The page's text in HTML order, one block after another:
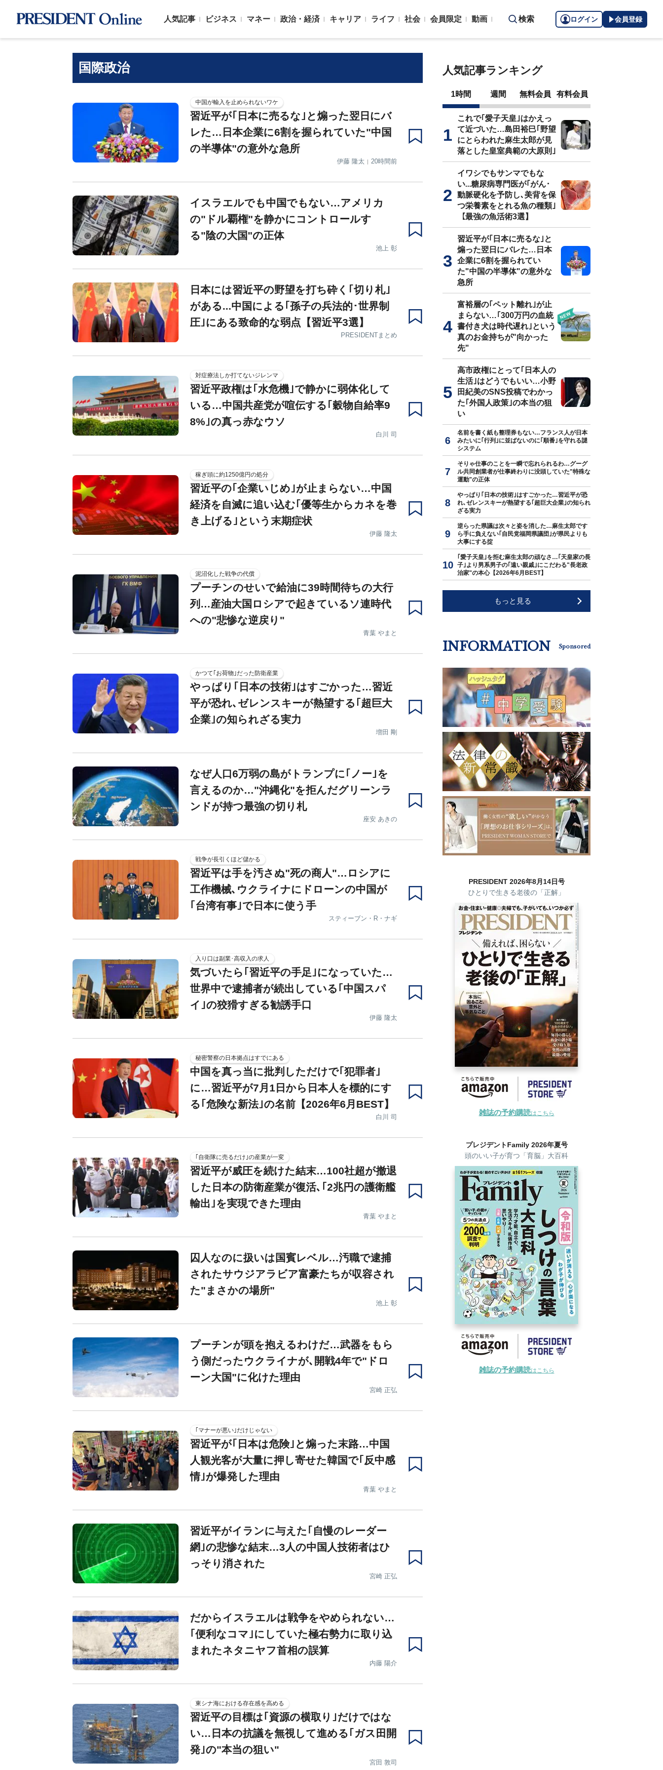
人気記事 ビジネス マネー 政治・経済 キャリア ライフ 社会 会員限定 動画 検索 ログイン 会員登録
国際政治
中国が輸入を止められないワケ
習近平が｢日本に売るな｣と煽った翌日にバ
レた…日本企業に6割を握られていた"中国
の半導体"の意外な急所
伊藤 隆太 20時間前
イスラエルでも中国でもない…アメリカ
の"ドル覇権"を静かにコントロールす
る"陰の大国"の正体
池上 彰
日本には習近平の野望を打ち砕く｢切り札｣
がある...中国による｢孫子の兵法的･世界制
圧｣にある致命的な弱点【習近平3選】
PRESIDENTまとめ
対症療法しか打てないジレンマ
習近平政権は｢水危機｣で静かに弱体化して
いる…中国共産党が喧伝する｢穀物自給率9
8%｣の真っ赤なウソ
白川 司
稼ぎ頭に約1250億円の処分
習近平の｢企業いじめ｣が止まらない…中国
経済を自滅に追い込む｢優等生からカネを巻
き上げる｣という末期症状
伊藤 隆太
泥沼化した戦争の代償
プーチンのせいで給油に39時間待ちの大行
列…産油大国ロシアで起きているソ連時代
への"悲惨な逆戻り"
青葉 やまと
かつて｢お荷物｣だった防衛産業
やっぱり｢日本の技術｣はすごかった…習近
平が恐れ､ゼレンスキーが熱望する｢超巨大
企業｣の知られざる実力
増田 剛
なぜ人口6万弱の島がトランプに｢ノー｣を
言えるのか…"沖縄化"を拒んだグリーンラ
ンドが持つ最強の切り札
座安 あきの
戦争が長引くほど儲かる
習近平は手を汚さぬ"死の商人"…ロシアに
工作機械､ウクライナにドローンの中国が
｢台湾有事｣で日本に使う手
スティーブン・R・ナギ
入り口は副業･高収入の求人
気づいたら｢習近平の手足｣になっていた…
世界中で逮捕者が続出している｢中国スパ
イ｣の狡猾すぎる勧誘手口
伊藤 隆太
秘密警察の日本拠点はすでにある
中国を真っ当に批判しただけで｢犯罪者｣
に…習近平が7月1日から日本人を標的にす
る｢危険な新法｣の名前【2026年6月BEST】
白川 司
｢自衛隊に売るだけ｣の産業が一変
習近平が威圧を続けた結末…100社超が撤退
した日本の防衛産業が復活､｢2兆円の護衛艦
輸出｣を実現できた理由
青葉 やまと
囚人なのに扱いは国賓レベル…汚職で逮捕
されたサウジアラビア富豪たちが収容され
た"まさかの場所"
池上 彰
プーチンが頭を抱えるわけだ…武器をもら
う側だったウクライナが､開戦4年で"ドロ
ーン大国"に化けた理由
宮崎 正弘
｢マナーが悪い｣だけじゃない
習近平が｢日本は危険｣と煽った末路…中国
人観光客が大量に押し寄せた韓国で｢反中感
情｣が爆発した理由
青葉 やまと
習近平がイランに与えた｢自慢のレーダー
網｣の悲惨な結末…3人の中国人技術者はひ
っそり消された
宮崎 正弘
だからイスラエルは戦争をやめられない…
｢便利なコマ｣にしていた極右勢力に取り込
まれたネタニヤフ首相の誤算
内藤 陽介
東シナ海における存在感を高める
習近平の目標は｢資源の横取り｣だけではな
い…日本の抗議を無視して進める｢ガス田開
発｣の"本当の狙い"
宮田 敦司
人気記事ランキング
1時間 週間 無料会員 有料会員
これで｢愛子天皇｣はかえっ
て近づいた…島田裕巳｢野望
にとらわれた麻生太郎が見
落とした皇室典範の大原則｣
イワシでもサンマでもな
い...糖尿病専門医が｢がん･
動脈硬化を予防し､美背を保
つ栄養素をとれる魚の種類｣
【最強の魚活術3選】
習近平が｢日本に売るな｣と
煽った翌日にバレた…日本
企業に6割を握られてい
た"中国の半導体"の意外な
急所
富裕層の｢ペット離れ｣が止
まらない…｢300万円の血統
書付き犬は時代遅れ｣という
真のお金持ちが"向かった
先"
高市政権にとって｢日本人の
生活｣はどうでもいい…小野
田紀美のSNS投稿でわかっ
た｢外国人政策｣の本当の狙
い
名前を書く紙も整理券もない…フランス人が日本
みたいに｢行列｣に並ばないのに｢順番｣を守れる謎
システム
そりゃ仕事のことを一瞬で忘れられるわ…グーグ
ル共同創業者が仕事終わりに没頭していた"特殊な
運動"の正体
やっぱり｢日本の技術｣はすごかった…習近平が恐
れ､ゼレンスキーが熱望する｢超巨大企業｣の知られ
ざる実力
逆らった県議は次々と姿を消した…麻生太郎です
ら手に負えない｢自民党福岡県議団｣が県民よりも
大事にする掟
｢愛子天皇｣を拒む麻生太郎の頑なさ…｢天皇家の長
子｣より男系男子の｢遠い親戚｣にこだわる"長老政
治家"の本心【2026年6月BEST】
もっと見る
INFORMATION Sponsored
PRESIDENT 2026年8月14日号
ひとりで生きる老後の「正解」
雑誌の予約購読はこちら
プレジデントFamily 2026年夏号
頭のいい子が育つ「育脳」大百科
雑誌の予約購読はこちら